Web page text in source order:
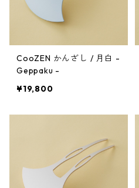
CooZEN かんざし / 月白 -
Geppaku -
¥19,800